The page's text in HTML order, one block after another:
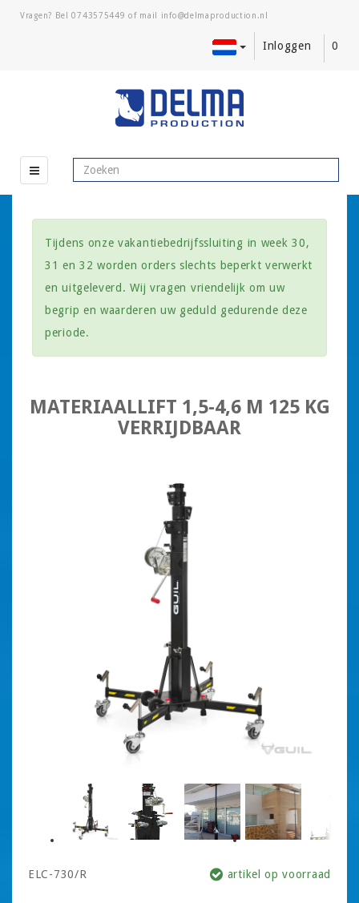
Vragen? Bel0743575449 of mail
Inloggen 0
Tijdens onze vakantiebedrijfssluiting in week 30,
31 en 32 worden orders slechts beperkt verwerkt
en uitgeleverd. Wij vragen vriendelijk om uw
begrip en waarderen uw geduld gedurende deze
periode.
MATERIAALLIFT 1,5-4,6 M 125 KG
VERRIJDBAAR
ELC-730/R artikel op voorraad